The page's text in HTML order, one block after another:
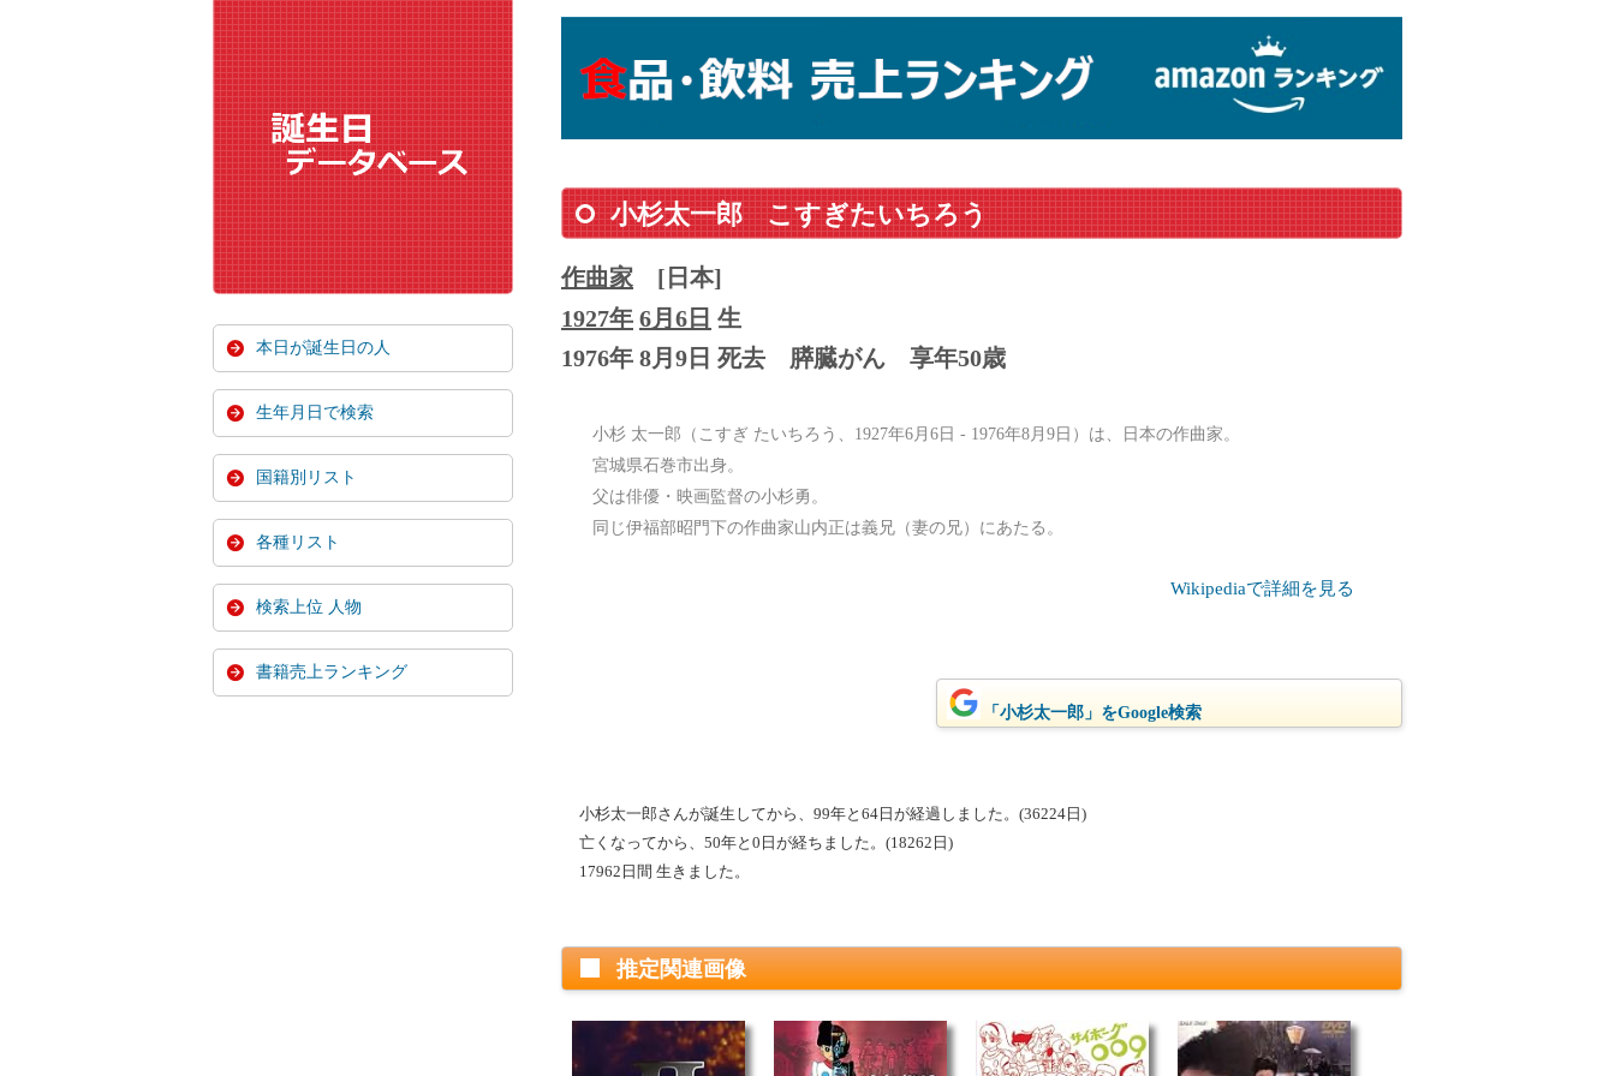
小杉太一郎 こすぎたいちろう
作曲家
[日本]
1927年 6月6日 生
1976年 8月9日 死去
膵臓がん 享年50歳
小杉 太一郎（こすぎ たいちろう、1927年6月6日 - 1976年8月9日）は、日本の作曲家。
宮城県石巻市出身。
父は俳優・映画監督の小杉勇。
同じ伊福部昭門下の作曲家山内正は義兄（妻の兄）にあたる。
Wikipediaで詳細を見る
「小杉太一郎」をGoogle検索
小杉太一郎さんが誕生してから、99年と64日が経過しました。(36224日)
亡くなってから、50年と0日が経ちました。(18262日)
17962日間 生きました。
推定関連画像
本日が誕生日の人
生年月日で検索
国籍別リスト
各種リスト
検索上位 人物
書籍売上ランキング